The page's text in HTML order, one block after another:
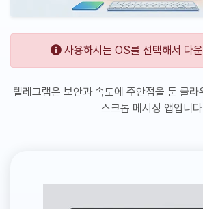
사용하시는 OS를 선택해서 다
텔레그램은 보안과 속도에 주안점을 둔 클라
스크톱 메시징 앱입니